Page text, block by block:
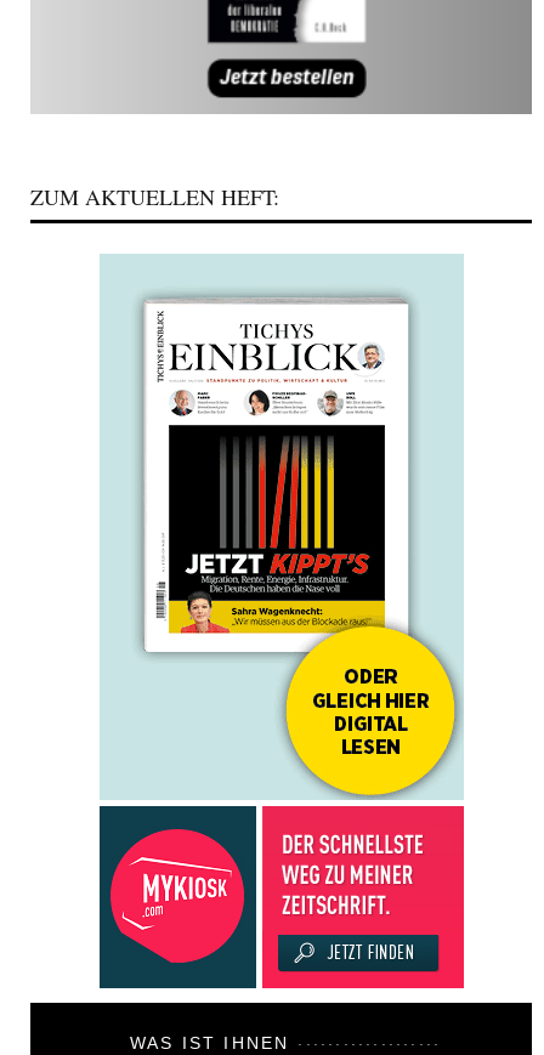
ZUM AKTUELLEN HEFT:
WAS IST IHNEN